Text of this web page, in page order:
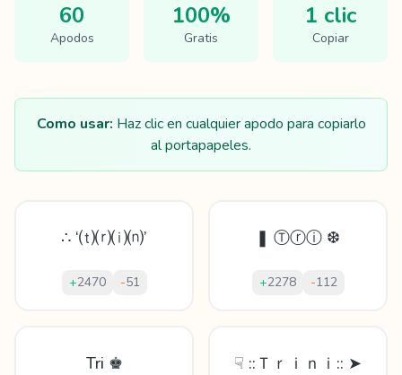
60
Apodos
100%
Gratis
1 clic
Copiar
Como usar: Haz clic en cualquier apodo para copiarlo
al portapapeles.
∴ ‘⒯⒭⒤⒩’
+2470 -51
❚ Ⓣⓡⓘ ❆
+2278 -112
Tri ♚ ☟ ::Ｔｒｉｎｉ:: ➤